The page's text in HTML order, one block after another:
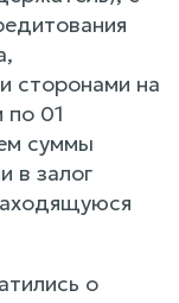
сторонами на
01
суммы
в залог
о